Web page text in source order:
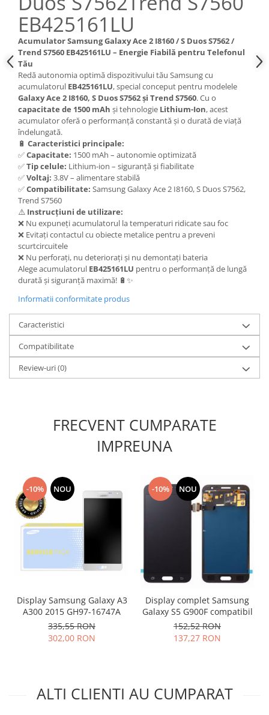
Nokia
Samsung
Sony
Display
Acer
Alcatel
Allview
Asus
Asus
Blackberry
Blackview
Display Oneplus
HTC
HTC
Huawei
Iphone
IPOD
Lenovo
LG
Motorola
Nokia
Oppo
Samsung
Sony
Asus
Lenovo
Nokia
Samsung
Placi de baza
Placa de baza Allview
Apple
Asus
EB425161LU
Acumulator Samsung Galaxy Ace 2 I8160 / S Duos S7562 /
Trend S7560 EB425161LU – Energie Fiabilă pentru Telefonul
Tău
Redă autonomia optimă dispozitivului tău Samsung cu
acumulatorul EB425161LU, special conceput pentru modelele
Galaxy Ace 2 I8160, S Duos S7562 și Trend S7560. Cu o
capacitate de 1500 mAh și tehnologie Lithium-Ion, acest
acumulator oferă o performanță constantă și o durată de viață
îndelungată.
🔋 Caracteristici principale:
✅Capacitate: 1500 mAh – autonomie optimizată
✅Tip celule: Lithium-ion – siguranță și fiabilitate
✅Voltaj: 3.8V – alimentare stabilă
✅Compatibilitate: Samsung Galaxy Ace 2 I8160, S Duos S7562,
Trend S7560
⚠️ Instrucțiuni de utilizare:
❌ Nu expuneți acumulatorul la temperaturi ridicate sau foc
❌ Evitați contactul cu obiecte metalice pentru a preveni
scurtcircuitele
❌ Nu perforați, nu deteriorați și nu demontați bateria
Alege acumulatorul EB425161LU pentru o performanță de lungă
durată și siguranță maximă! 🔋✨
Informatii conformitate produs
Caracteristici
Compatibilitate
Review-uri(0)
FRECVENT CUMPARATE
IMPREUNA
-10% NOU
Display Samsung Galaxy A3
A300 2015 GH97-16747A
335,55 RON
302,00 RON
-10% NOU
Display complet Samsung
Galaxy S5 G900F compatibil
152,52 RON
137,27 RON
ALTI CLIENTI AU CUMPARAT